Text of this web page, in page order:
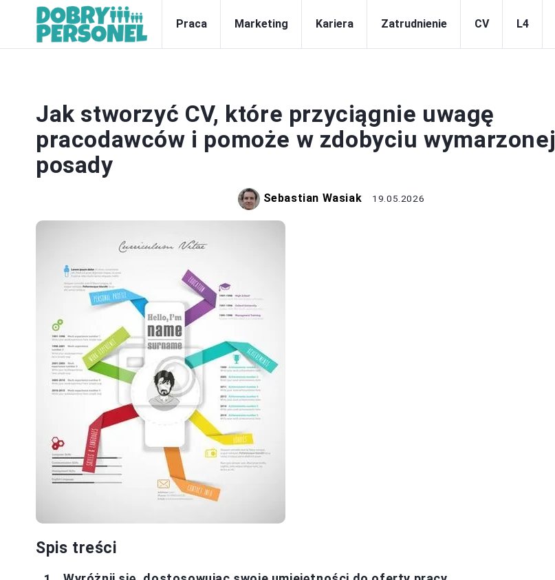
Praca Marketing Kariera Zatrudnienie CV L4
Jak stworzyć CV, które przyciągnie uwagę
pracodawców i pomoże w zdobyciu wymarzonej
posady
Sebastian Wasiak 19.05.2026
Spis treści